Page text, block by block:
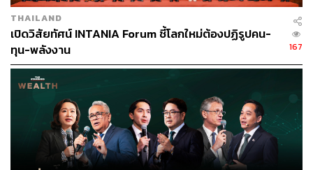
หนึ่งในสมาชิกวง GOT7 และเป็นหนึ่งในศิลปิน K-Pop
ขวัญใจชาวไทย
“ไอคอนสยามถือเป็นหนึ่งในโครงการสุดยอดไอคอนิก นำสิ่ง
ที่ดีที่สุดของไทยมาบรรจบกับสิ่งที่ดีที่สุดของโลก ‘The Best of
Thailand Meets the Best of the World’ เป็นการนำเสนอคุณ
งามความดีในทุกมิติของความเป็นไทย พร้อมนำความยิ่ง
ใหญ่ของสิ่งมหัศจรรย์จากทุกมุมโลกมารวมกันให้ปรากฏเกิด
ขึ้นในกรุงเทพมหานคร
THAILAND
เปิดวิสัยทัศน์ INTANIA Forum ชี้โลกใหม่ต้องปฏิรูปคน-
ทุน-พลังงาน
167